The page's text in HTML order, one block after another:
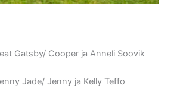
Gatsby/ Cooper ja Anneli Soovik
Jade/ Jenny ja Kelly Teffo